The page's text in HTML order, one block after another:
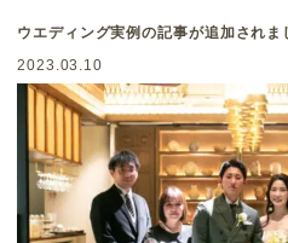
ウエディング実例の記事が追加されま
2023.03.10